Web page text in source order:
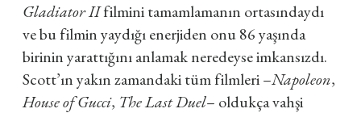
Gladiator IIfilmini tamamlamanın ortasındaydı
ve bu filmin yaydığı enerjiden onu 86 yaşında
birinin yarattığını anlamak neredeyse imkansızdı.
Scott’ın yakın zamandaki tüm filmleri –Napoleon,
House of Gucci, The Last Duel– oldukça vahşi